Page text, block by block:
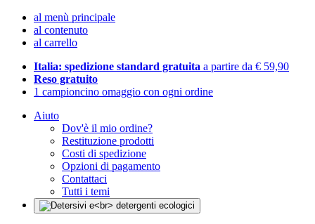
al menù principale
al contenuto
al carrello
Italia: spedizione standard gratuita a partire da € 59,90
Reso gratuito
1 campioncino omaggio con ogni ordine
Aiuto
Dov'è il mio ordine?
Restituzione prodotti
Costi di spedizione
Opzioni di pagamento
Contattaci
Tutti i temi